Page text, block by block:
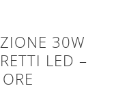
30W
LED –